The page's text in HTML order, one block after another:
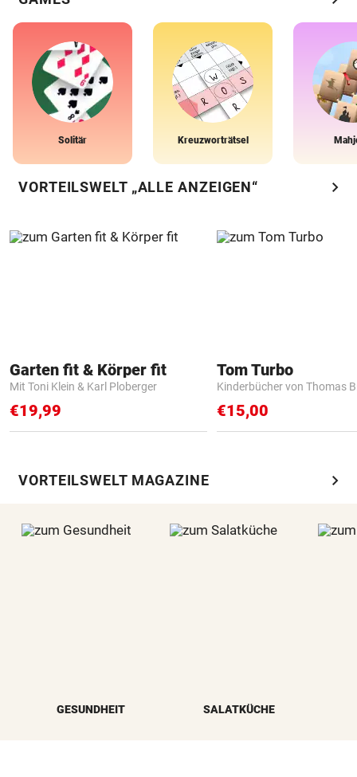
Solitär Kreuzworträtsel
VORTEILSWELT „ALLE ANZEIGEN“ chevron_right
Garten fit & Körper fit
Mit Toni Klein & Karl Ploberger
€19,99
Tom Turbo
Kinderbücher von Thomas
€15,00
VORTEILSWELT MAGAZINE chevron_right
GESUNDHEIT SALATKÜCHE